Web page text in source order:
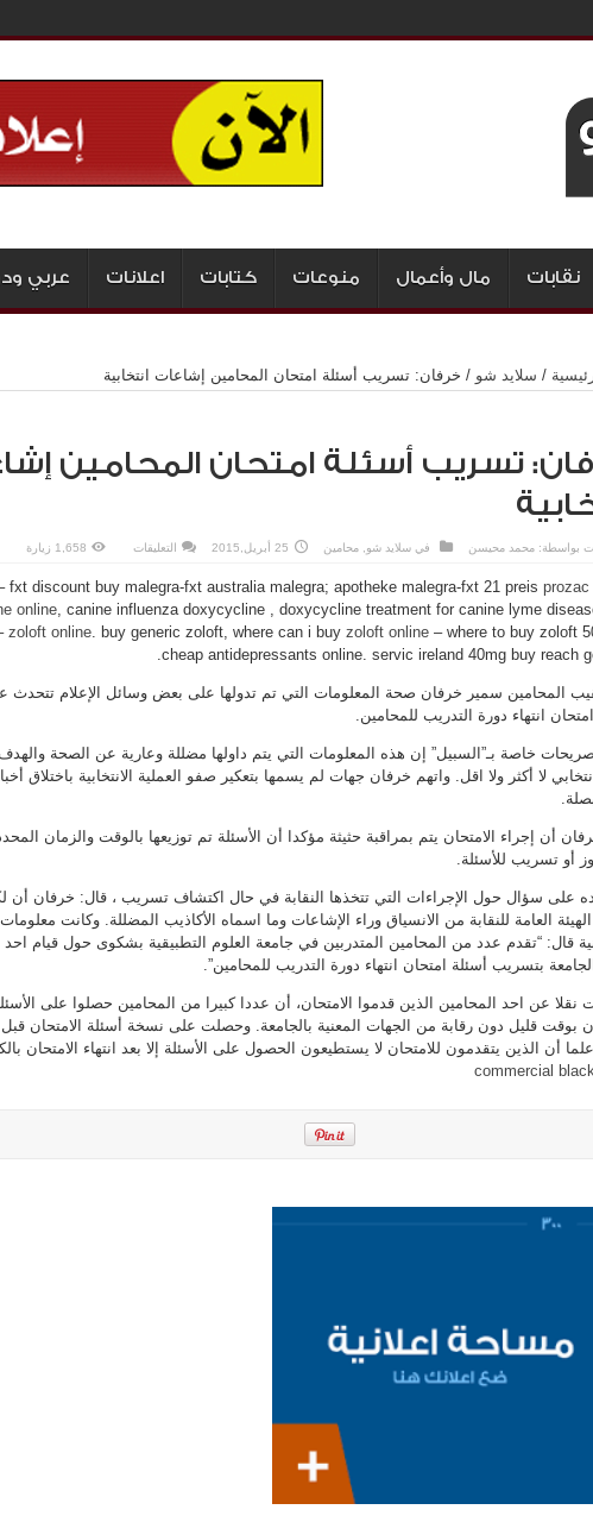
نقابات مال وأعمال منوعات كتابات اعلانات عربي
/ سلايد شو / خرفان: تسريب أسئلة امتحان المحامين إشاعات انتخابية
تسريب أسئلة امتحان المحامين
بواسطة: محمد محيسن في سلايد شو محامين 25 أبريل,2015 التعليقات
أسئلة
امتحان
المحامين
إشاعات
انتخابية
1,658 زيارة
fxt discount buy malegra-fxt australia malegra; apotheke malegra-fxt 21 preis prozac
online, canine influenza doxycycline , doxycycline treatment for canine lyme
zoloft online. buy generic zoloft, where can i buy zoloft online – where to buy zoloft
cheap antidepressants online. servic ireland 40mg buy reach
المحامين سمير خرفان صحة المعلومات التي تم تدولها على بعض وسائل الإعلام
انتهاء دورة التدريب للمحامين.
خاصة بـ”السبيل” إن هذه المعلومات التي يتم داولها مضللة وعارية عن الصحة
لا أكثر ولا اقل. واتهم خرفان جهات لم يسمها بتعكير صفو العملية الانتخابية باختلاق
أن إجراء الامتحان يتم بمراقبة حثيثة مؤكدا أن الأسئلة تم توزيعها بالوقت والزمان
أو تسريب للأسئلة.
على سؤال حول الإجراءات التي تتخذها النقابة في حال اكتشاف تسريب ، قال: خرفان
العامة للنقابة من الانسياق وراء الإشاعات وما اسماه الأكاذيب المضللة. وكانت معلومات
قال: “تقدم عدد من المحامين المتدربين في جامعة العلوم التطبيقية بشكوى حول قيام
بتسريب أسئلة امتحان انتهاء دورة التدريب للمحامين”.
نقلا عن احد المحامين الذين قدموا الامتحان، أن عددا كبيرا من المحامين حصلوا على
بوقت قليل دون رقابة من الجهات المعنية بالجامعة. وحصلت على نسخة أسئلة الامتحان قبل
أن الذين يتقدمون للامتحان لا يستطيعون الحصول على الأسئلة إلا بعد انتهاء الامتحان
commercial